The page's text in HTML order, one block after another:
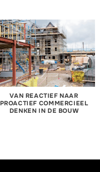
VAN REACTIEF NAAR
PROACTIEF COMMERCIEEL
DENKEN IN DE BOUW